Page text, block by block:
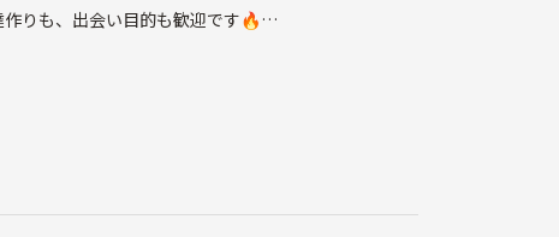
りも、出会い目的も歓迎です🔥